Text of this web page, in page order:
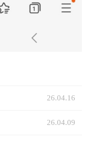
26.04.16
26.04.09